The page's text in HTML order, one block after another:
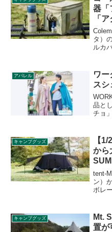
器「
「
タ）
ルカ
ラボ
ビュ
アパレル
ワー
スシ
品と
チョ
で、
下げ
す。
キャンプグッズ
【
から
tent-
ン）
ボレ
きる
をレ
キャンプグッズ
Mt.
置が